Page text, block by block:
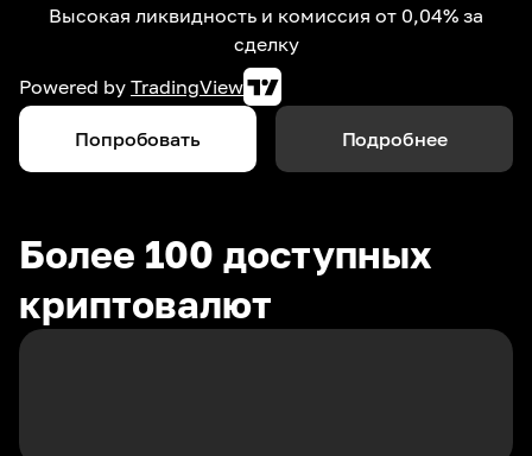
Высокая ликвидность и комиссия от 0,04% за
сделку
Powered by TradingView
Попробовать Подробнее
Более 100 доступных
криптовалют